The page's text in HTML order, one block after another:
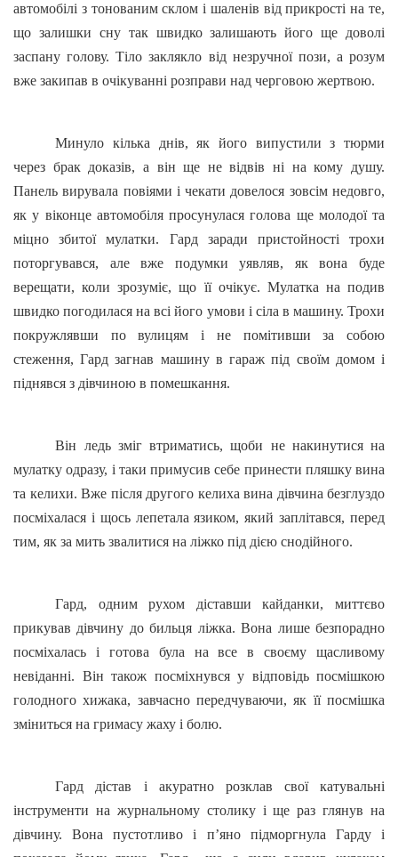
автомобілі з тонованим склом і шаленів від прикрості на те,
що залишки сну так швидко залишають його ще доволі
заспану голову. Тіло заклякло від незручної пози, а розум
вже закипав в очікуванні розправи над черговою жертвою.
Минуло кілька днів, як його випустили з тюрми
через брак доказів, а він ще не відвів ні на кому душу.
Панель вирувала повіями і чекати довелося зовсім недовго,
як у віконце автомобіля просунулася голова ще молодої та
міцно збитої мулатки. Гард заради пристойності трохи
поторгувався, але вже подумки уявляв, як вона буде
верещати, коли зрозуміє, що її очікує. Мулатка на подив
швидко погодилася на всі його умови і сіла в машину. Трохи
покружлявши по вулицям і не помітивши за собою
стеження, Гард загнав машину в гараж під своїм домом і
піднявся з дівчиною в помешкання.
Він ледь зміг втриматись, щоби не накинутися на
мулатку одразу, і таки примусив себе принести пляшку вина
та келихи. Вже після другого келиха вина дівчина безглуздо
посміхалася і щось лепетала язиком, який заплітався, перед
тим, як за мить звалитися на ліжко під дією снодійного.
Гард, одним рухом діставши кайданки, миттєво
прикував дівчину до бильця ліжка. Вона лише безпорадно
посміхалась і готова була на все в своєму щасливому
невіданні. Він також посміхнувся у відповідь посмішкою
голодного хижака, завчасно передчуваючи, як її посмішка
зміниться на гримасу жаху і болю.
Гард дістав і акуратно розклав свої катувальні
інструменти на журнальному столику і ще раз глянув на
дівчину. Вона пустотливо і п’яно підморгнула Гарду і